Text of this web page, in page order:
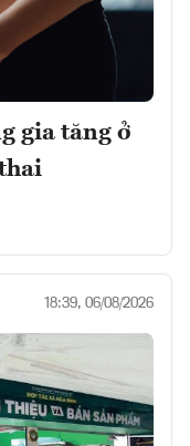
gia tăng ở
18:39, 06/08/2026